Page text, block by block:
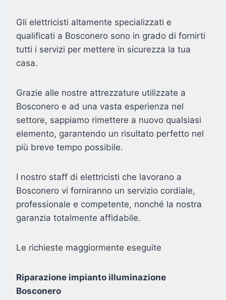
Gli elettricisti altamente specializzati e
qualificati a Bosconero sono in grado di fornirti
tutti i servizi per mettere in sicurezza la tua
casa.
Grazie alle nostre attrezzature utilizzate a
Bosconero e ad una vasta esperienza nel
settore, sappiamo rimettere a nuovo qualsiasi
elemento, garantendo un risultato perfetto nel
più breve tempo possibile.
I nostro staff di elettricisti che lavorano a
Bosconero vi forniranno un servizio cordiale,
professionale e competente, nonché la nostra
garanzia totalmente affidabile.
Le richieste maggiormente eseguite
Riparazione impianto illuminazione
Bosconero